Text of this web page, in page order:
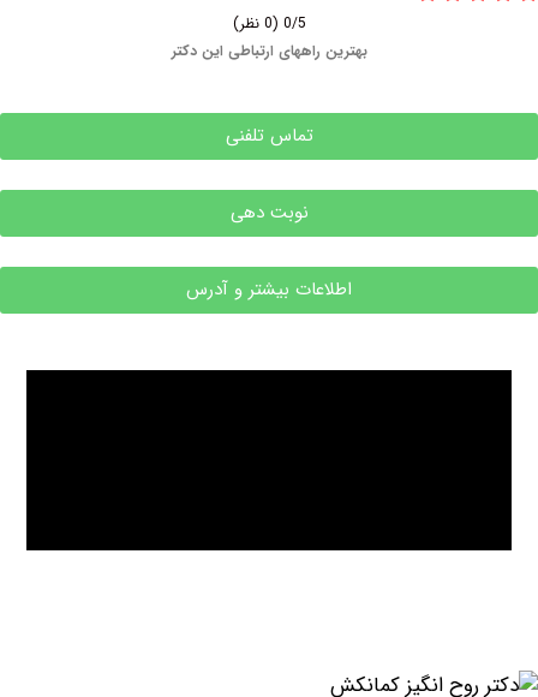
بهترین راههای ارتباطی این دکتر
تماس تلفنی
نوبت دهی
اطلاعات بیشتر و آدرس